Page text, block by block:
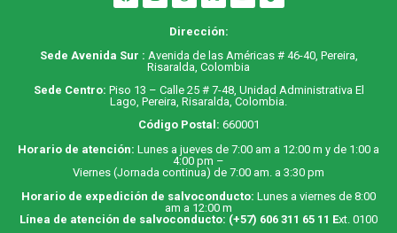
Dirección:
Sede Avenida Sur : Avenida de las Américas # 46-40, Pereira,
Risaralda, Colombia
Sede Centro: Piso 13 – Calle 25 # 7-48, Unidad Administrativa El
Lago, Pereira, Risaralda, Colombia.
Código Postal: 660001
Horario de atención: Lunes a jueves de 7:00 am a 12:00 m y de 1:00 a
4:00 pm –
Viernes (Jornada continua) de 7:00 am. a 3:30 pm
Horario de expedición de salvoconducto: Lunes a viernes de 8:00
am a 12:00 m
Línea de atención de salvoconducto: (+57) 606 311 65 11 Ext. 0100